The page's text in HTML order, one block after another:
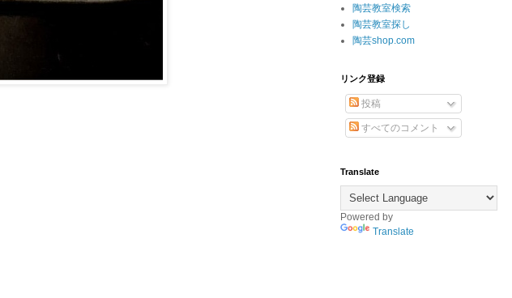
陶芸教室検索
陶芸教室探し
陶芸shop.com
リンク登録
投稿
すべてのコメント
Translate
Powered by
Translate